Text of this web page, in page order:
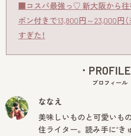
■コスパ最強っ♡ 新大阪から往
ポン付きで13,800円～23,000円（
すぎた！
PROFILE
プロフィール
ななえ
美味しいものと可愛いも
住ライター。 読み手に“き